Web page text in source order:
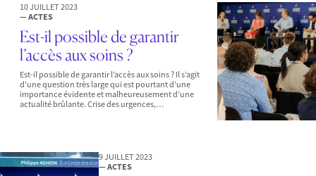
10 JUILLET 2023
— ACTES
Est-il possible de garantir
l’accès aux soins ?
Est-il possible de garantir l’accès aux soins ? Il s’agit
d’une question très large qui est pourtant d’une
importance évidente et malheureusement d’une
actualité brûlante. Crise des urgences,…
9 JUILLET 2023
— ACTES